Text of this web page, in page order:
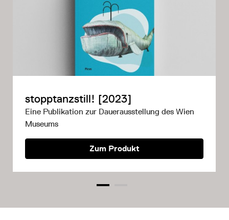
stopptanzstill! [2023]
Eine Publikation zur Dauerausstellung des Wien
Museums
Zum Produkt